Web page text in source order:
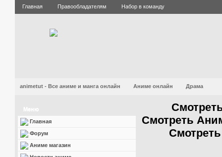
Главная Правообладателям Набор в команду
animetut - Все аниме и манга онлайн Аниме онлайн Драма
Меню
Главная
Форум
Аниме магазин
Смотреть